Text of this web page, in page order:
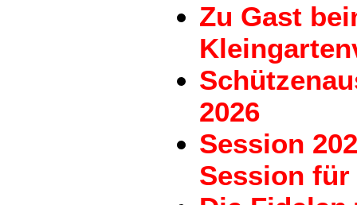
Zu Gast
2026
Session
Session